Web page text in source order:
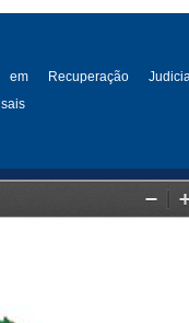
em Recuperação